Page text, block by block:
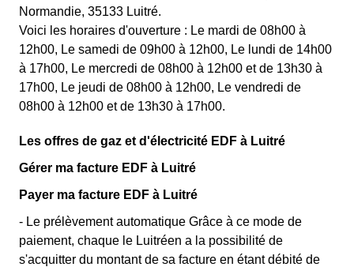
Normandie, 35133 Luitré.
Voici les horaires d'ouverture : Le mardi de 08h00 à
12h00, Le samedi de 09h00 à 12h00, Le lundi de 14h00
à 17h00, Le mercredi de 08h00 à 12h00 et de 13h30 à
17h00, Le jeudi de 08h00 à 12h00, Le vendredi de
08h00 à 12h00 et de 13h30 à 17h00.
Les offres de gaz et d'électricité EDF à Luitré
Gérer ma facture EDF à Luitré
Payer ma facture EDF à Luitré
- Le prélèvement automatique Grâce à ce mode de
paiement, chaque le Luitréen a la possibilité de
s'acquitter du montant de sa facture en étant débité de